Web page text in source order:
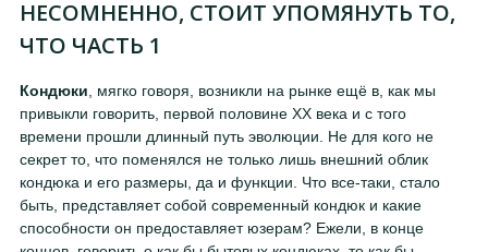
НЕСОМНЕННО, СТОИТ УПОМЯНУТЬ ТО,
ЧТО ЧАСТЬ 1
Кондюки , мягко говоря, возникли на рынке ещё в, как мы
привыкли говорить, первой половине XX века и с того
времени прошли длинный путь эволюции. Не для кого не
секрет то, что поменялся не только лишь внешний облик
кондюка и его размеры, да и функции. Что все-таки, стало
быть, представляет собой современный кондюк и какие
способности он предоставляет юзерам? Ежели, в конце